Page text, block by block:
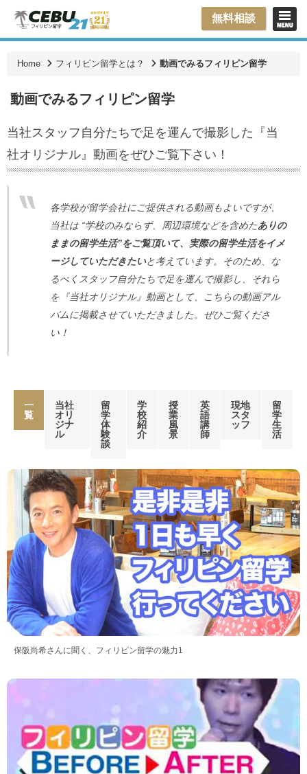
無料相談
Home フィリピン留学とは？ 動画でみるフィリピン留学
動画でみるフィリピン留学
当社スタッフ自分たちで足を運んで撮影した『当
社オリジナル』動画をぜひご覧下さい！
各学校が留学会社にご提供される動画もよいですが、
当社は “学校のみならず、周辺環境などを含めたありの
ままの留学生活”をご覧頂いて、実際の留学生活をイメ
ージしていただきたいと考えています。そのため、な
るべくスタッフ自分たちで足を運んで撮影し、それら
を『当社オリジナル』動画として、こちらの動画アル
バムに掲載させていただきました。ぜひご覧くださ
い！
一
覧
当社
オリ
ジナ
ル
留
学
体
験
談
学
校
紹
介
授
業
風
景
英
語
講
師
現地
スタ
ッフ
留
学
生
活
保阪尚希さんに聞く、フィリピン留学の魅力1